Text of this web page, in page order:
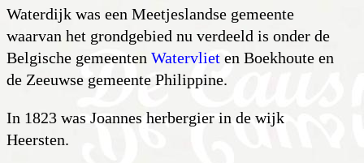
Waterdijk was een Meetjeslandse gemeente
waarvan het grondgebied nu verdeeld is onder de
Belgische gemeenten Watervliet en Boekhoute en
de Zeeuwse gemeente Philippine.
In 1823 was Joannes herbergier in de wijk
Heersten.